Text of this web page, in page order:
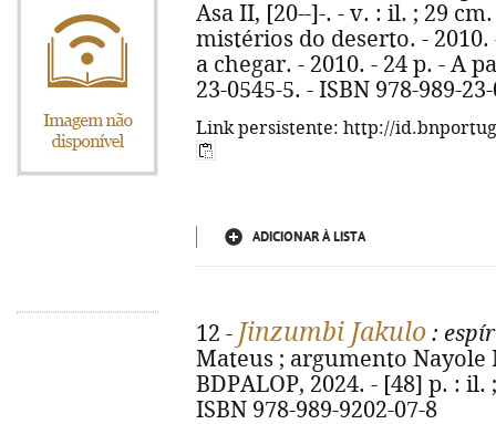
Asa II, [20--]-. - v. : il. ; 29
mistérios do deserto. - 2010.
a chegar. - 2010. - 24 p. - A
23-0545-5. - ISBN 978-989-
Link persistente: http://
ADICIONAR À LISTA
12 - Jinzumbi Jakulo :
Mateus ; argumento Nayole
BDPALOP, 2024. - [48] p. :
ISBN 978-989-9202-07-8